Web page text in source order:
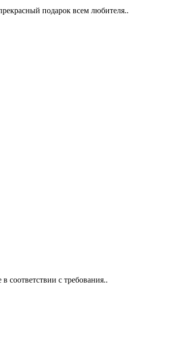
подарок всем любителя..
соответствии с требования..